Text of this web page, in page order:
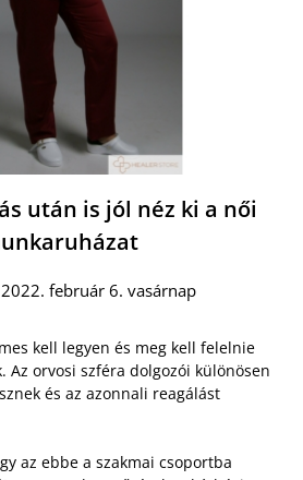
után is jól néz ki a női
február 6. vasárnap
kell legyen és meg kell felelnie
Az orvosi szféra dolgozói különösen
és az azonnali reagálást
az ebbe a szakmai csoportba